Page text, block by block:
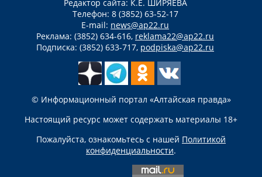
Редактор сайта: К.Е. ШИРЯЕВА
Телефон: 8 (3852) 63-52-17
E-mail: news@ap22.ru
Реклама: (3852) 634-616, reklama22@ap22.ru
Подписка: (3852) 633-717, podpiska@ap22.ru
© Информационный портал «Алтайская правда»
Настоящий ресурс может содержать материалы 18+
Пожалуйста, ознакомьтесь с нашей Политикой
конфиденциальности.